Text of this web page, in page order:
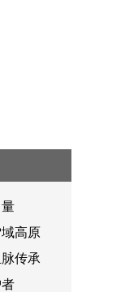
高原
传承